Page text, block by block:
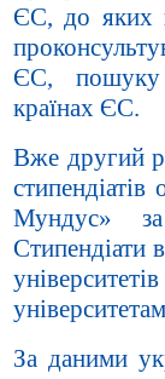
ЄС, до яких
ЄС, пошуку
країнах ЄС.
Вже другий
Мундус»
Стипендіати
За даними